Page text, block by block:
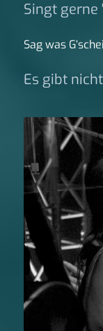
Singt gerne
Sag was
Es gibt